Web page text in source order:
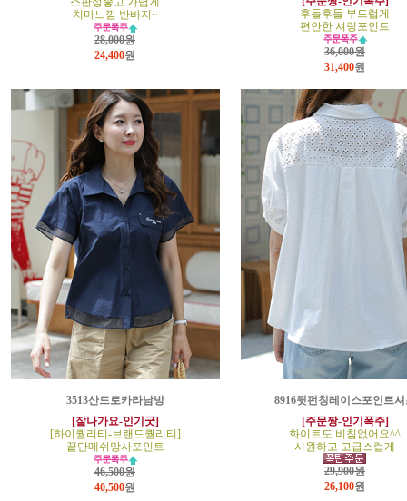
치마느낌 반바지~
28,000원
24,400원
후들후들 부드럽게
편안한 셔링포인트
36,000원
31,400원
3513산드로카라남방
[잘나가요-인기굿]
[하이퀄리티-브랜드퀄리티]
끝단매쉬망사포인트
46,500원
40,500원
8916뒷펀칭레이스포인트셔
[주문짱-인기폭주]
화이트도 비침없어요^^
시원하고 고급스럽게
29,900원
26,100원